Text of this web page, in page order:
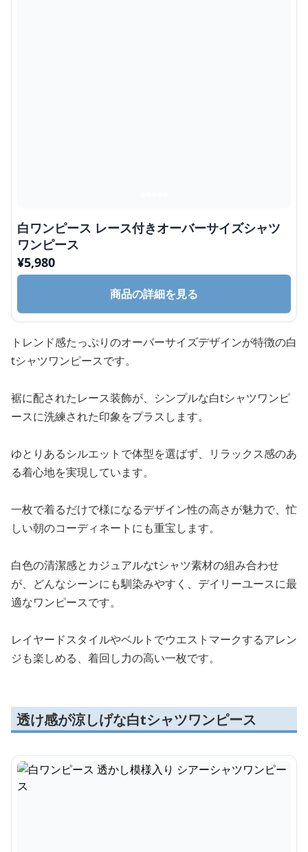
白ワンピース レース付きオーバーサイズシャツ
ワンピース
¥5,980
商品の詳細を見る
トレンド感たっぷりのオーバーサイズデザインが特徴の白
tシャツワンピースです。
裾に配されたレース装飾が、シンプルな白tシャツワンピ
ースに洗練された印象をプラスします。
ゆとりあるシルエットで体型を選ばず、リラックス感のあ
る着心地を実現しています。
一枚で着るだけで様になるデザイン性の高さが魅力で、忙
しい朝のコーディネートにも重宝します。
白色の清潔感とカジュアルなtシャツ素材の組み合わせ
が、どんなシーンにも馴染みやすく、デイリーユースに最
適なワンピースです。
レイヤードスタイルやベルトでウエストマークするアレン
ジも楽しめる、着回し力の高い一枚です。
透け感が涼しげな白tシャツワンピース